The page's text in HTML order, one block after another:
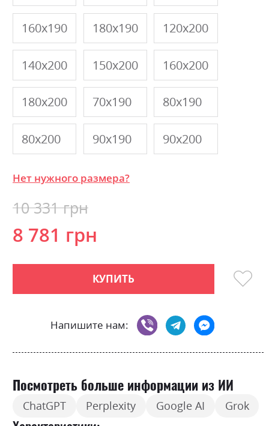
160х190 180х190 120х200
140х200 150х200 160х200
180х200 70х190 80х190
80х200 90х190 90х200
Нет нужного размера?
8 781 грн
10 331 грн
КУПИТЬ
Напишите нам:
Посмотреть больше информации из ИИ
ChatGPT Perplexity Google AI Grok